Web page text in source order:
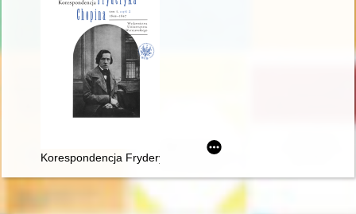
Korespondencja Fryderyka Chopina. T. 3 cz. 2,